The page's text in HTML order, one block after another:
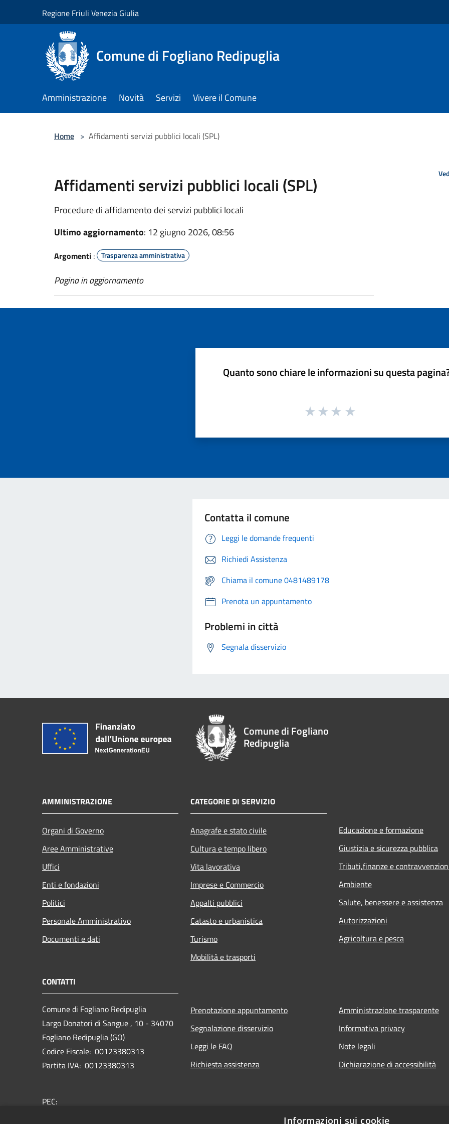
Regione Friuli Venezia Giulia
Comune di Fogliano Redipuglia
Amministrazione Novità Servizi Vivere il Comune
Home > Affidamenti servizi pubblici locali (SPL)
Affidamenti servizi pubblici locali (SPL)
Procedure di affidamento dei servizi pubblici locali
Ultimo aggiornamento: 12 giugno 2026, 08:56
Argomenti : Trasparenza amministrativa
Pagina in aggiornamento
Quanto sono chiare le informazioni su questa
Contatta il comune
Leggi le domande frequenti
Richiedi Assistenza
Chiama il comune 0481489178
Prenota un appuntamento
Problemi in città
Segnala disservizio
Comune di Fogliano
Redipuglia
AMMINISTRAZIONE
Organi di Governo
Aree Amministrative
Uffici
Enti e fondazioni
Politici
Personale Amministrativo
Documenti e dati
CATEGORIE DI SERVIZIO
Anagrafe e stato civile
Cultura e tempo libero
Vita lavorativa
Imprese e Commercio
Appalti pubblici
Catasto e urbanistica
Turismo
Mobilità e trasporti
Educazione e formazione
Giustizia e sicurezza pubblica
Tributi,finanze e
Ambiente
Salute, benessere e assistenza
Autorizzazioni
Agricoltura e pesca
CONTATTI
Comune di Fogliano Redipuglia
Largo Donatori di Sangue , 10 - 34070
Fogliano Redipuglia (GO)
Codice Fiscale: 00123380313
Partita IVA: 00123380313
PEC:
Prenotazione appuntamento
Segnalazione disservizio
Leggi le FAQ
Richiesta assistenza
Amministrazione trasparente
Informativa privacy
Note legali
Dichiarazione di accessibilità
Informazioni sui cookie